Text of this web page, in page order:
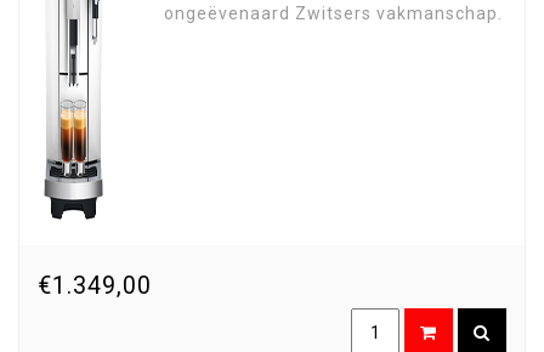
ongeëvenaard Zwitsers vakmanschap.
€1.349,00